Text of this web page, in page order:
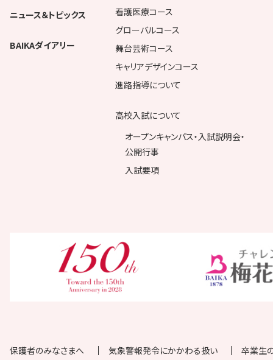
ニュース＆トピックス
BAIKAダイアリー
看護医療コース
グローバルコース
舞台芸術コース
キャリアデザインコース
進路指導について
高校入試について
オープンキャンパス・入試説明会・
公開行事
入試要項
保護者のみなさまへ 気象警報発令にかかわる扱い
卒業生